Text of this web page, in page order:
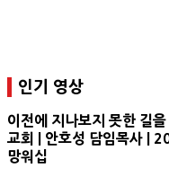
인기 영상
이전에 지나보지 못한 길
교회 | 안호성 담임목사 |
망워십